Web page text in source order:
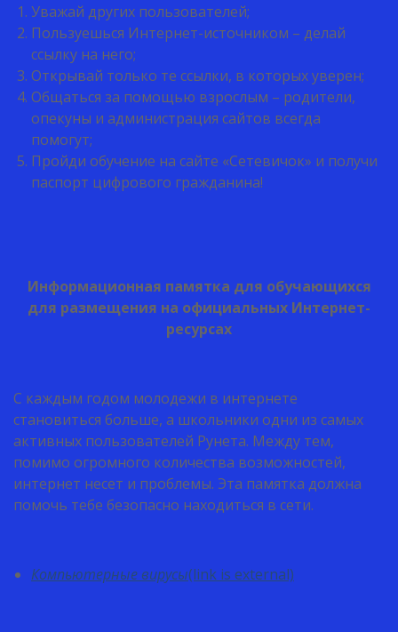
Уважай других пользователей;
Пользуешься Интернет-источником – делай
ссылку на него;
Открывай только те ссылки, в которых уверен;
Общаться за помощью взрослым – родители,
опекуны и администрация сайтов всегда
помогут;
Пройди обучение на сайте «Сетевичок» и получи
паспорт цифрового гражданина!
Информационная памятка для обучающихся
для размещения на официальных Интернет-
ресурсах
С каждым годом молодежи в интернете
становиться больше, а школьники одни из самых
активных пользователей Рунета. Между тем,
помимо огромного количества возможностей,
интернет несет и проблемы. Эта памятка должна
помочь тебе безопасно находиться в сети.
Компьютерные вирусы(link is external)